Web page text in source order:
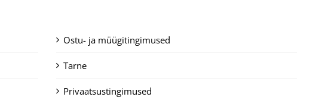
Ostu- ja müügitingimused
Tarne
Privaatsustingimused